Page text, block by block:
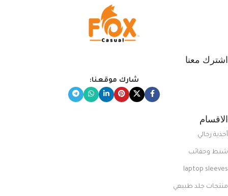
اشترك معنا
شارك موقعنا:
الاقسام
أحذية رجالي
شنط وحقائب
laptop sleeves
منتجات جلد طبيعي